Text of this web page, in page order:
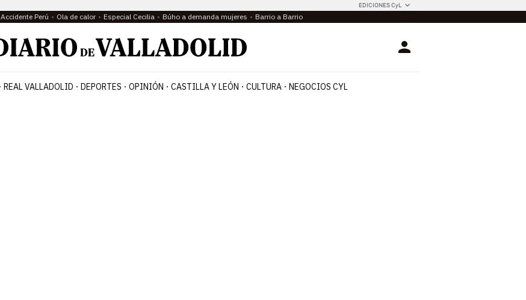
EDICIONES CyL
Accidente Perú Ola de calor Especial Cecilia Búho a demanda mujeres Barrio a Barrio
Login
REAL VALLADOLID DEPORTES OPINIÓN CASTILLA Y LEÓN CULTURA NEGOCIOS CYL